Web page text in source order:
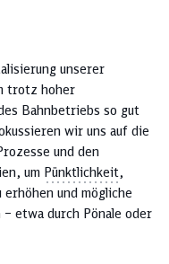
unserer
trotz hoher
Bahnbetriebs so gut
wir uns auf die
und den
um Pünktlichkeit,
und mögliche
etwa durch Pönale oder